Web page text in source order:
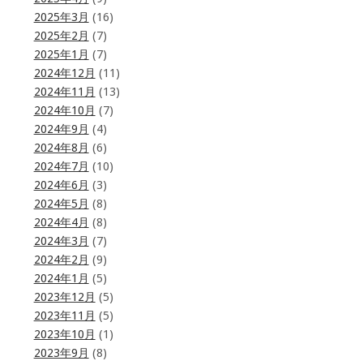
2025年3月 (16)
2025年2月 (7)
2025年1月 (7)
2024年12月 (11)
2024年11月 (13)
2024年10月 (7)
2024年9月 (4)
2024年8月 (6)
2024年7月 (10)
2024年6月 (3)
2024年5月 (8)
2024年4月 (8)
2024年3月 (7)
2024年2月 (9)
2024年1月 (5)
2023年12月 (5)
2023年11月 (5)
2023年10月 (1)
2023年9月 (8)